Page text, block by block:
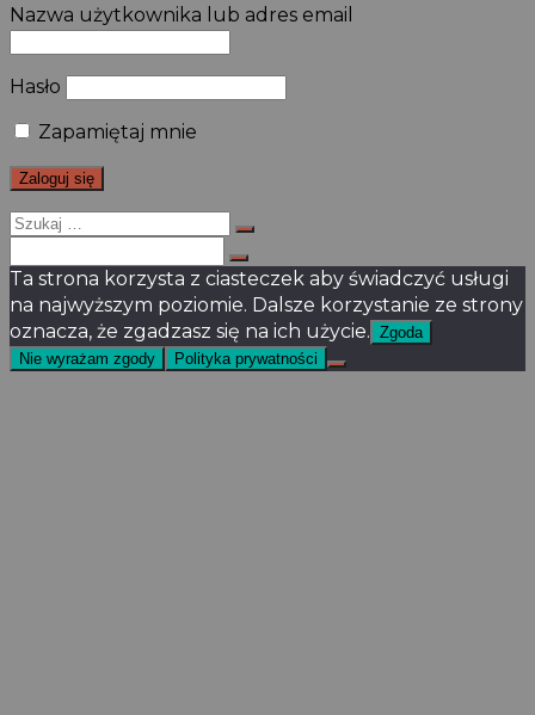
Nazwa użytkownika lub adres email
Hasło
Zapamiętaj mnie
Szukaj
dla:
Ta strona korzysta z ciasteczek aby świadczyć usługi
na najwyższym poziomie. Dalsze korzystanie ze strony
oznacza, że zgadzasz się na ich użycie. Zgoda
Nie wyrażam zgody
Polityka prywatności